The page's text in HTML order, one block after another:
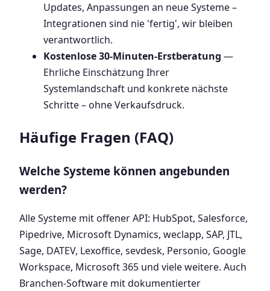
Updates, Anpassungen an neue Systeme –
Integrationen sind nie 'fertig', wir bleiben
verantwortlich.
Kostenlose 30-Minuten-Erstberatung —
Ehrliche Einschätzung Ihrer
Systemlandschaft und konkrete nächste
Schritte – ohne Verkaufsdruck.
Häufige Fragen (FAQ)
Welche Systeme können angebunden
werden?
Alle Systeme mit offener API: HubSpot, Salesforce,
Pipedrive, Microsoft Dynamics, weclapp, SAP, JTL,
Sage, DATEV, Lexoffice, sevdesk, Personio, Google
Workspace, Microsoft 365 und viele weitere. Auch
Branchen-Software mit dokumentierter